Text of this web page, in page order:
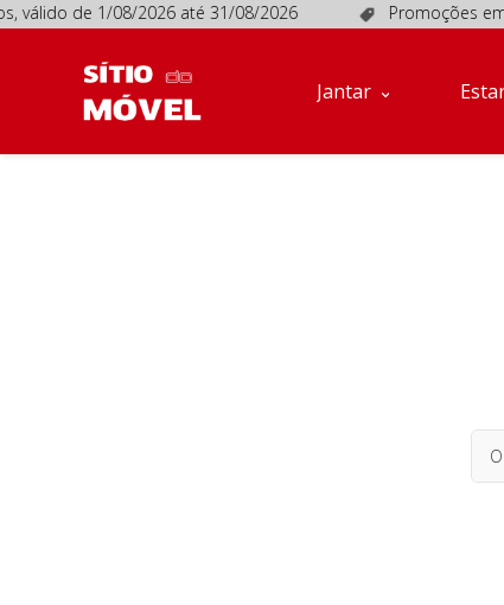
válido de 1/08/2026 até 31/08/2026 Promoções em
Jantar
Jantar
Estar
Móveis